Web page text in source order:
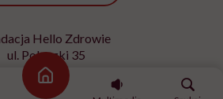
Strona główna
Hello Zdrowie
ul. Poleczki 35
02-822 Warszawa
NIP 9512613236